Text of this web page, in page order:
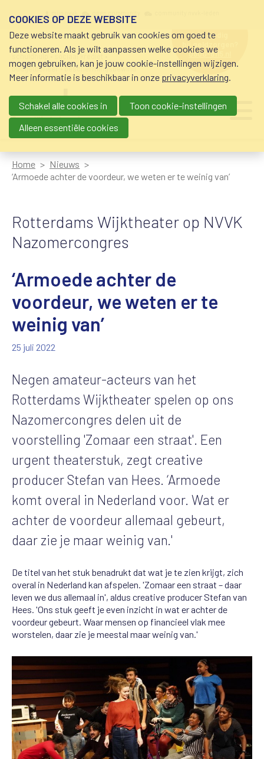
schuldhulp • sociaal krediet •
budgetbeheer • beschermingsbewind
hulp nodig
bij geldzorgen?
0800-8115.nl
Main navigation
Home
Nieuws
‘Armoede achter de voordeur, we weten er te weinig van’
Rotterdams Wijktheater op NVVK
Nazomercongres
‘Armoede achter de
voordeur, we weten er te
weinig van’
25 juli 2022
Negen amateur-acteurs van het
Rotterdams Wijktheater spelen op ons
Nazomercongres delen uit de
voorstelling 'Zomaar een straat'. Een
urgent theaterstuk, zegt creative
producer Stefan van Hees. ‘Armoede
komt overal in Nederland voor. Wat er
achter de voordeur allemaal gebeurt,
daar zie je maar weinig van.'
De titel van het stuk benadrukt dat wat je te zien krijgt, zich
overal in Nederland kan afspelen. 'Zomaar een straat – daar
leven we dus allemaal in', aldus creative producer Stefan van
Hees. 'Ons stuk geeft je even inzicht in wat er achter de
voordeur gebeurt. Waar mensen op financieel vlak mee
worstelen, daar zie je meestal maar weinig van.'
COOKIES OP DEZE WEBSITE
Deze website maakt gebruik van cookies om goed te
functioneren. Als je wilt aanpassen welke cookies we
mogen gebruiken, kan je jouw cookie-instellingen wijzigen.
Meer informatie is beschikbaar in onze privacyverklaring.
Schakel alle cookies in
Toon cookie-instellingen
Alleen essentiële cookies